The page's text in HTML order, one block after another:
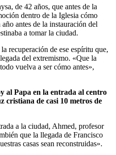
de 42 años, que antes de la
dentro de la Iglesia cómo
antes de la instauración del
a tomar la ciudad.
recuperación de ese espíritu que,
del extremismo. «Que la
vuelva a ser cómo antes»,
al Papa en la entrada al centro
cristiana de casi 10 metros de
a la ciudad, Ahmed, profesor
que la llegada de Francisco
casas sean reconstruidas».